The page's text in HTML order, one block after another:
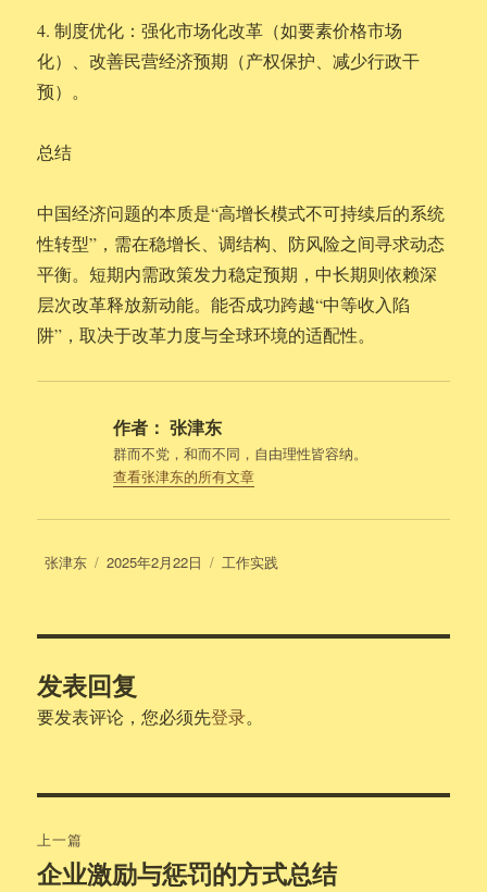
4. 制度优化：强化市场化改革（如要素价格市场
化）、改善民营经济预期（产权保护、减少行政干
预）。
总结
中国经济问题的本质是“高增长模式不可持续后的系统
性转型”，需在稳增长、调结构、防风险之间寻求动态
平衡。短期内需政策发力稳定预期，中长期则依赖深
层次改革释放新动能。能否成功跨越“中等收入陷
阱”，取决于改革力度与全球环境的适配性。
作者： 张津东
群而不党，和而不同，自由理性皆容纳。
查看张津东的所有文章
作
张津东
发
2025年2月22日
分
工作实践
发表回复
要发表评论，您必须先登录。
章
上一篇
上
企业激励与惩罚的方式总结